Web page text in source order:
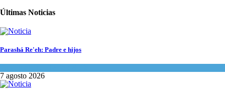
Últimas Noticias
Parashá Re'eh: Padre e hijos
7 agosto 2026